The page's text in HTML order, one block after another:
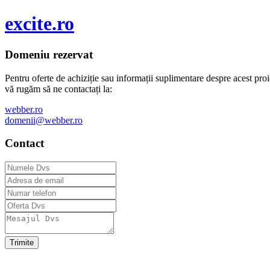
excite.ro
Domeniu rezervat
Pentru oferte de achiziție sau informații suplimentare despre acest
vă rugăm să ne contactați la:
webber.ro
domenii@webber.ro
Contact
Trimite